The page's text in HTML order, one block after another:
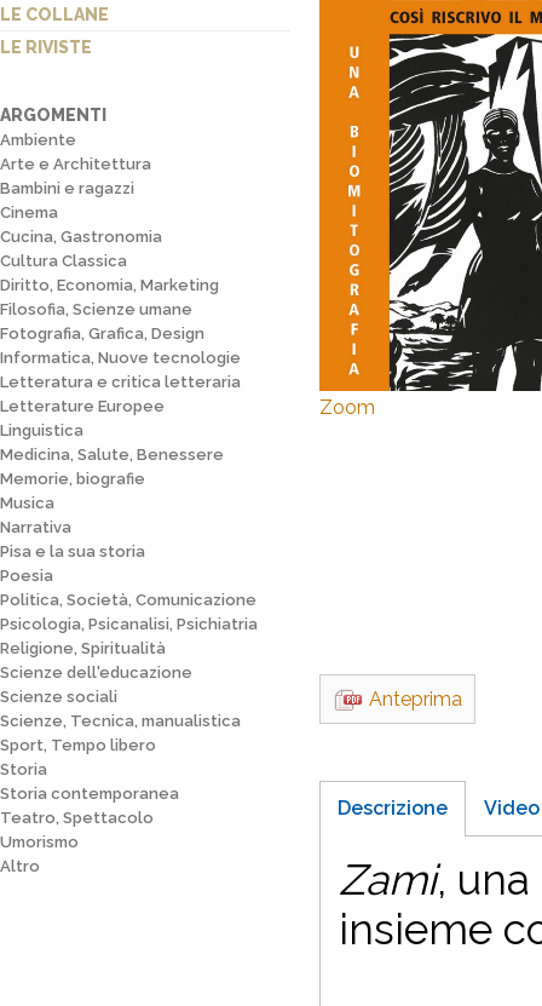
LE COLLANE
LE RIVISTE
ARGOMENTI
Ambiente
Arte e Architettura
Bambini e ragazzi
Cinema
Cucina, Gastronomia
Cultura Classica
Diritto, Economia, Marketing
Filosofia, Scienze umane
Fotografia, Grafica, Design
Informatica, Nuove tecnologie
Letteratura e critica letteraria
Letterature Europee
Linguistica
Medicina, Salute, Benessere
Memorie, biografie
Musica
Narrativa
Pisa e la sua storia
Poesia
Politica, Società, Comunicazione
Psicologia, Psicanalisi, Psichiatria
Religione, Spiritualità
Scienze dell'educazione
Scienze sociali
Scienze, Tecnica, manualistica
Sport, Tempo libero
Storia
Storia contemporanea
Teatro, Spettacolo
Umorismo
Altro
Zoom
Anteprima
Descrizione Video
Zami,
insieme